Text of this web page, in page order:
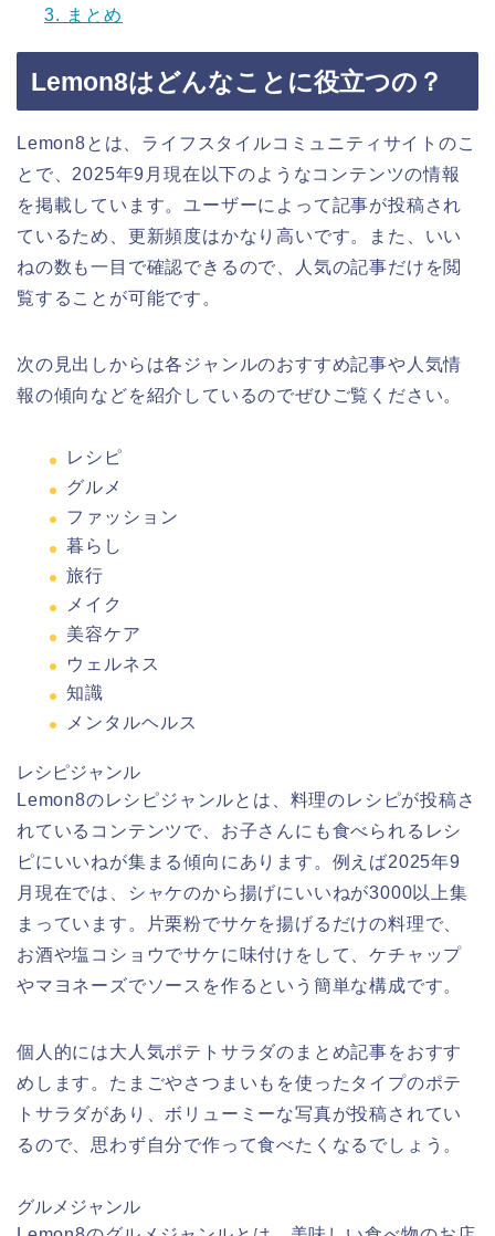
3. まとめ
Lemon8はどんなことに役立つの？
Lemon8とは、ライフスタイルコミュニティサイトのこ
とで、2025年9月現在以下のようなコンテンツの情報
を掲載しています。ユーザーによって記事が投稿され
ているため、更新頻度はかなり高いです。また、いい
ねの数も一目で確認できるので、人気の記事だけを閲
覧することが可能です。
次の見出しからは各ジャンルのおすすめ記事や人気情
報の傾向などを紹介しているのでぜひご覧ください。
レシピ
グルメ
ファッション
暮らし
旅行
メイク
美容ケア
ウェルネス
知識
メンタルヘルス
レシピジャンル
Lemon8のレシピジャンルとは、料理のレシピが投稿さ
れているコンテンツで、お子さんにも食べられるレシ
ピにいいねが集まる傾向にあります。例えば2025年9
月現在では、シャケのから揚げにいいねが3000以上集
まっています。片栗粉でサケを揚げるだけの料理で、
お酒や塩コショウでサケに味付けをして、ケチャップ
やマヨネーズでソースを作るという簡単な構成です。
個人的には大人気ポテトサラダのまとめ記事をおすす
めします。たまごやさつまいもを使ったタイプのポテ
トサラダがあり、ボリューミーな写真が投稿されてい
るので、思わず自分で作って食べたくなるでしょう。
グルメジャンル